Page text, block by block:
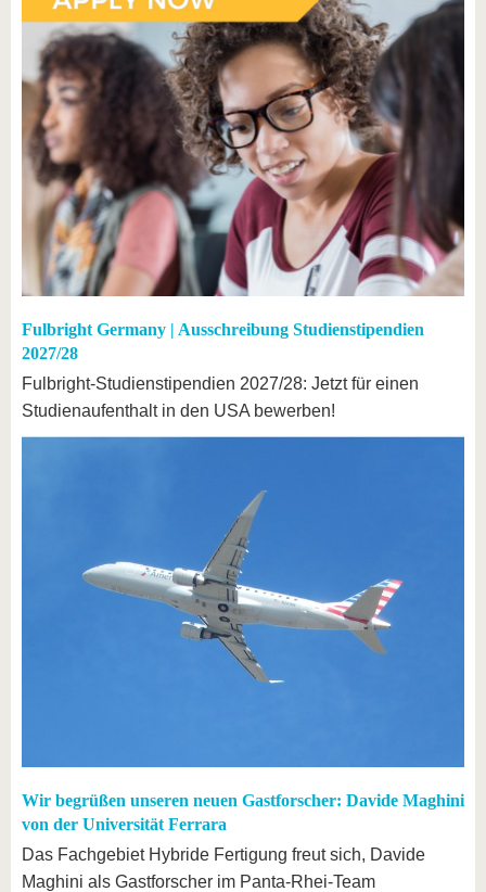
Fulbright Germany | Ausschreibung Studienstipendien
2027/28
Fulbright-Studienstipendien 2027/28: Jetzt für einen
Studienaufenthalt in den USA bewerben!
Wir begrüßen unseren neuen Gastforscher: Davide Maghini
von der Universität Ferrara
Das Fachgebiet Hybride Fertigung freut sich, Davide
Maghini als Gastforscher im Panta-Rhei-Team